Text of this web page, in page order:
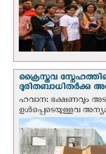
ക്രൈസ്തവ
ദുരിതബാധിതർക്കു
ഹവാന: ഭക്ഷണവും
ഉള്‍പ്പെടെയുള്ളവ